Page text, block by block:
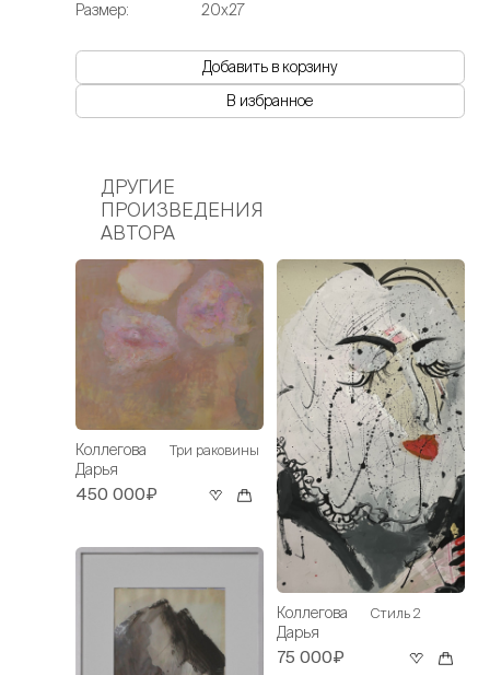
Размер:
20х27
Добавить в корзину
В избранное
ДРУГИЕ
ПРОИЗВЕДЕНИЯ
АВТОРА
Коллегова
Дарья
Три раковины
450 000₽
Коллегова
Дарья
Стиль 2
75 000₽